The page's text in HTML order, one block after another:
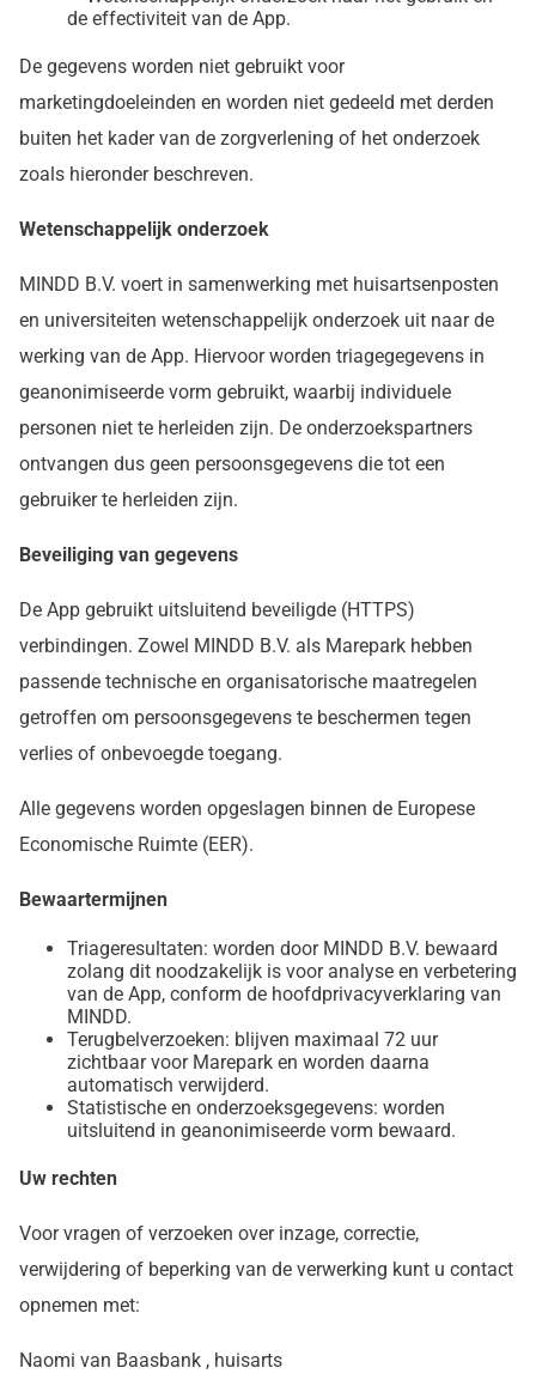
de effectiviteit van de App.
De gegevens worden niet gebruikt voor
marketingdoeleinden en worden niet gedeeld met derden
buiten het kader van de zorgverlening of het onderzoek
zoals hieronder beschreven.
Wetenschappelijk onderzoek
MINDD B.V. voert in samenwerking met huisartsenposten
en universiteiten wetenschappelijk onderzoek uit naar de
werking van de App. Hiervoor worden triagegegevens in
geanonimiseerde vorm gebruikt, waarbij individuele
personen niet te herleiden zijn. De onderzoekspartners
ontvangen dus geen persoonsgegevens die tot een
gebruiker te herleiden zijn.
Beveiliging van gegevens
De App gebruikt uitsluitend beveiligde (HTTPS)
verbindingen. Zowel MINDD B.V. als Marepark hebben
passende technische en organisatorische maatregelen
getroffen om persoonsgegevens te beschermen tegen
verlies of onbevoegde toegang.
Alle gegevens worden opgeslagen binnen de Europese
Economische Ruimte (EER).
Bewaartermijnen
Triageresultaten: worden door MINDD B.V. bewaard
zolang dit noodzakelijk is voor analyse en verbetering
van de App, conform de hoofdprivacyverklaring van
MINDD.
Terugbelverzoeken: blijven maximaal 72 uur
zichtbaar voor Marepark en worden daarna
automatisch verwijderd.
Statistische en onderzoeksgegevens: worden
uitsluitend in geanonimiseerde vorm bewaard.
Uw rechten
Voor vragen of verzoeken over inzage, correctie,
verwijdering of beperking van de verwerking kunt u contact
opnemen met:
Naomi van Baasbank , huisarts